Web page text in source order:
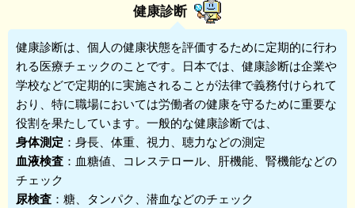
健康診断
健康診断は、個人の健康状態を評価するために定期的に行わ
れる医療チェックのことです。日本では、健康診断は企業や
学校などで定期的に実施されることが法律で義務付けられて
おり、特に職場においては労働者の健康を守るために重要な
役割を果たしています。一般的な健康診断では、
身体測定 ：身長、体重、視力、聴力などの測定
血液検査 ：血糖値、コレステロール、肝機能、腎機能などの
チェック
尿検査 ：糖、タンパク、潜血などのチェック